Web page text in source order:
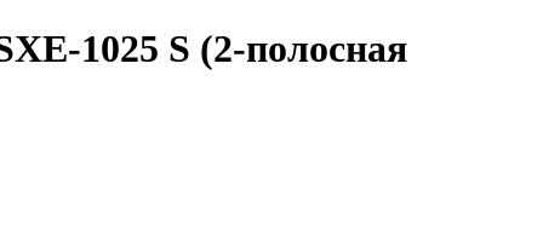
1025 S (2-полосная